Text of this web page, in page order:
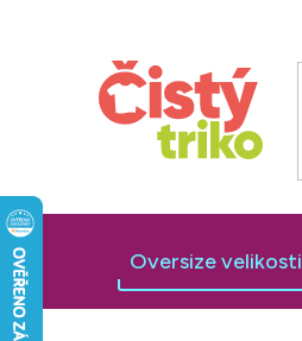
Oversize velikosti